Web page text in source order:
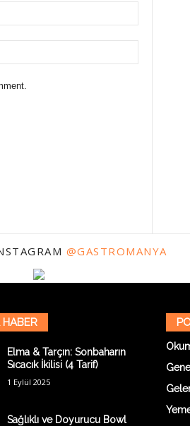
@GASTROMANYA
Elma & Tarçın: Sonbaharın
Sıcacık İkilisi (4 Tarif)
1 Eylül 2025
Sağlıklı ve Doyurucu Bowl